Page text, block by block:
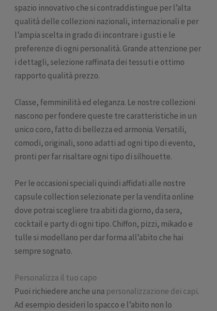
spazio innovativo che si contraddistingue per l’alta
qualità delle collezioni nazionali, internazionali e per
l’ampia scelta in grado di incontrare i gusti e le
preferenze di ogni personalità. Grande attenzione per
i dettagli, selezione raffinata dei tessuti e ottimo
rapporto qualità prezzo.
Classe, femminilità ed eleganza. Le nostre collezioni
nascono per fondere queste tre caratteristiche in un
unico coro, fatto di bellezza ed armonia. Versatili,
comodi, originali, sono adatti ad ogni tipo di evento,
pronti per far risaltare ogni tipo di silhouette.
Per le occasioni speciali quindi affidati alle nostre
capsule collection selezionate per la vendita online
dove potrai scegliere tra abiti da giorno, da sera,
cocktail e party di ogni tipo. Chiffon, pizzi, mikado e
tulle si modellano per dar forma all’abito che hai
sempre sognato.
Personalizza il tuo capo
Puoi richiedere anche una personalizzazione dei capi.
Ad esempio desideri lo spacco e l’abito non lo